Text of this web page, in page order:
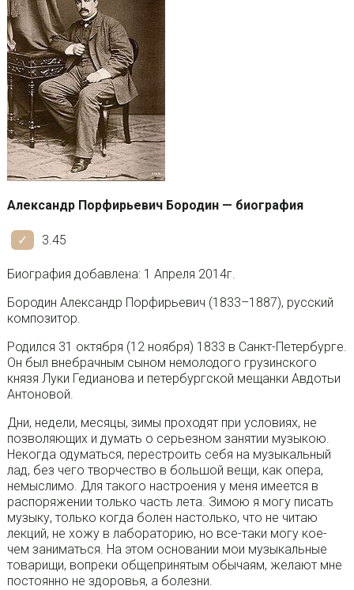
Александр Порфирьевич Бородин — биография
3.45
Биография добавлена: 1 Апреля 2014г.
Бородин Александр Порфирьевич (1833–1887), русский
композитор.
Родился 31 октября (12 ноября) 1833 в Санкт-Петербурге.
Он был внебрачным сыном немолодого грузинского
князя Луки Гедианова и петербургской мещанки Авдотьи
Антоновой.
Дни, недели, месяцы, зимы проходят при условиях, не
позволяющих и думать о серьезном занятии музыкою.
Некогда одуматься, перестроить себя на музыкальный
лад, без чего творчество в большой вещи, как опера,
немыслимо. Для такого настроения у меня имеется в
распоряжении только часть лета. Зимою я могу писать
музыку, только когда болен настолько, что не читаю
лекций, не хожу в лабораторию, но все-таки могу кое-
чем заниматься. На этом основании мои музыкальные
товарищи, вопреки общепринятым обычаям, желают мне
постоянно не здоровья, а болезни.